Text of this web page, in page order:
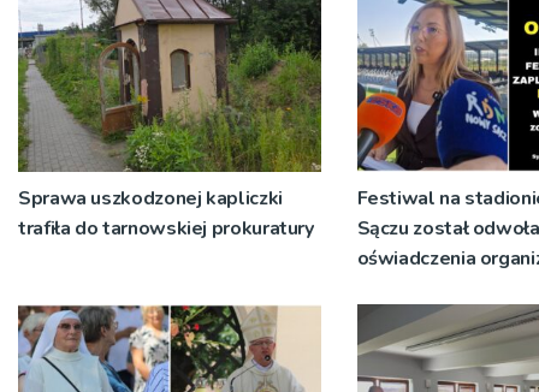
Sprawa uszkodzonej kapliczki
trafiła do tarnowskiej prokuratury
Festiwal na
Sączu został
oświadczenia